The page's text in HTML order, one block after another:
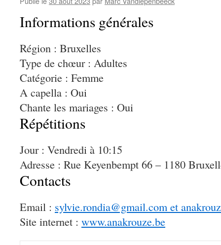
Informations générales
Région : Bruxelles
Type de chœur : Adultes
Catégorie : Femme
A capella : Oui
Chante les mariages : Oui
Répétitions
Jour : Vendredi à 10:15
Adresse : Rue Keyenbempt 66 – 1180
Contacts
Email : sylvie.rondia@gmail.com et
Site internet : www.anakrouze.be